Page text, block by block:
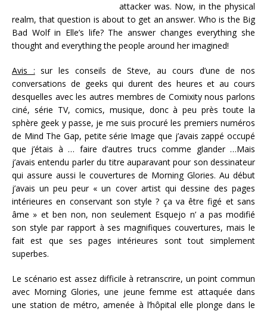
attacker was. Now, in the physical
realm, that question is about to get an answer. Who is the Big
Bad Wolf in Elle’s life? The answer changes everything she
thought and everything the people around her imagined!
Avis : sur les conseils de Steve, au cours d’une de nos
conversations de geeks qui durent des heures et au cours
desquelles avec les autres membres de Comixity nous parlons
ciné, série TV, comics, musique, donc à peu près toute la
sphère geek y passe, je me suis procuré les premiers numéros
de Mind The Gap, petite série Image que j’avais zappé occupé
que j’étais à … faire d’autres trucs comme glander …Mais
j’avais entendu parler du titre auparavant pour son dessinateur
qui assure aussi le couvertures de Morning Glories. Au début
j’avais un peu peur « un cover artist qui dessine des pages
intérieures en conservant son style ? ça va être figé et sans
âme » et ben non, non seulement Esquejo n’ a pas modifié
son style par rapport à ses magnifiques couvertures, mais le
fait est que ses pages intérieures sont tout simplement
superbes.
Le scénario est assez difficile à retranscrire, un point commun
avec Morning Glories, une jeune femme est attaquée dans
une station de métro, amenée à l’hôpital elle plonge dans le